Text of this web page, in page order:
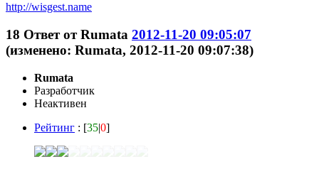
http://wisgest.name
18 Ответ отRumata 2012-11-20 09:05:07
(изменено: Rumata, 2012-11-20 09:07:38)
Rumata
Разработчик
Неактивен
Рейтинг : [35|0]